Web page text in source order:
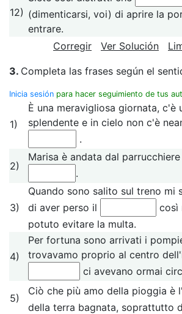
12) (dimenticarsi, voi) di aprire la
entrare.
Corregir
Ver Solución
3. Completa las frases según el
Inicia sesión para hacer seguimiento de tus
1)
È una meravigliosa giornata, c'è
splendente e in cielo non c'è
.
2)
Marisa è andata dal
.
3)
Quando sono salito sul treno mi
di aver perso il
così
potuto evitare la multa.
4)
Per fortuna sono arrivati i
trovavamo proprio al centro
ci avevano ormai
5)
Ciò che più amo della pioggia è l'
della terra bagnata, soprattutto